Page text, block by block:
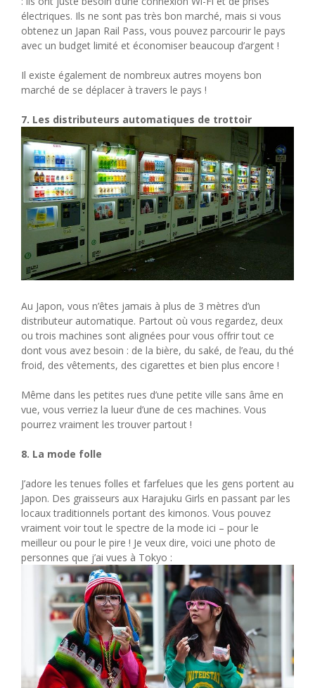
électriques. Ils ne sont pas très bon marché, mais si vous
obtenez un Japan Rail Pass, vous pouvez parcourir le pays
avec un budget limité et économiser beaucoup d’argent !
Il existe également de nombreux autres moyens bon
marché de se déplacer à travers le pays !
7. Les distributeurs automatiques de trottoir
Au Japon, vous n’êtes jamais à plus de 3 mètres d’un
distributeur automatique. Partout où vous regardez, deux
ou trois machines sont alignées pour vous offrir tout ce
dont vous avez besoin : de la bière, du saké, de l’eau, du thé
froid, des vêtements, des cigarettes et bien plus encore !
Même dans les petites rues d’une petite ville sans âme en
vue, vous verriez la lueur d’une de ces machines. Vous
pourrez vraiment les trouver partout !
8. La mode folle
J’adore les tenues folles et farfelues que les gens portent au
Japon. Des graisseurs aux Harajuku Girls en passant par les
locaux traditionnels portant des kimonos. Vous pouvez
vraiment voir tout le spectre de la mode ici – pour le
meilleur ou pour le pire ! Je veux dire, voici une photo de
personnes que j’ai vues à Tokyo :